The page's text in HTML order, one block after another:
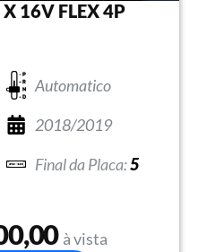
16V FLEX 4P
Automatico
2018/2019
5
à vista